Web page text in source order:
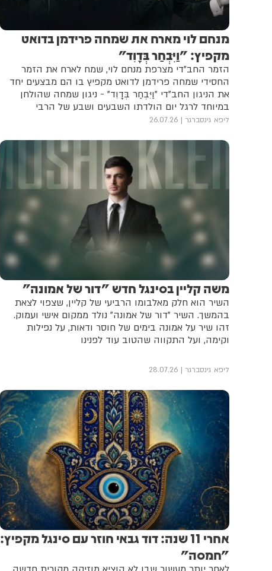
מנחם לוי מארח את שמחה פרידמן בדואט
מקפיץ: "וַיִּבְחַר בְּדָוִד"
הזמר החב"די מצרפת מנחם לוי, שמח לארח את הזמר
החסידי שמחה פרידמן לדואט מקפיץ בו הם מבצעים יחד
את הניגון החב"די "וַיִּבְחַר בְּדָוִד" - ניגון שמחה שהולחן
במיוחד לרגל יום הולדתו השבעים ושבע של הרבי
מליובאוויטש
ליפא גינסברגר 26.07.26
משה קליין בסינגל חדש "דור של אמונה"
השיר הוא חלק מאלבומו הרביעי של קליין, שצפוי לצאת
בהמשך. השיר "דור של אמונה" נולד ממקום אישי ועמוק.
זהו שיר על אמונה בימים של חוסר ודאות, על נפילות
וקימה, ועל התקווה שהטוב עוד לפנינו
ליפא גינסברגר 28.07.26
אחרי 11 שנה: דוד גבאי חוזר עם סינגל מקפיץ:
"חמסה"